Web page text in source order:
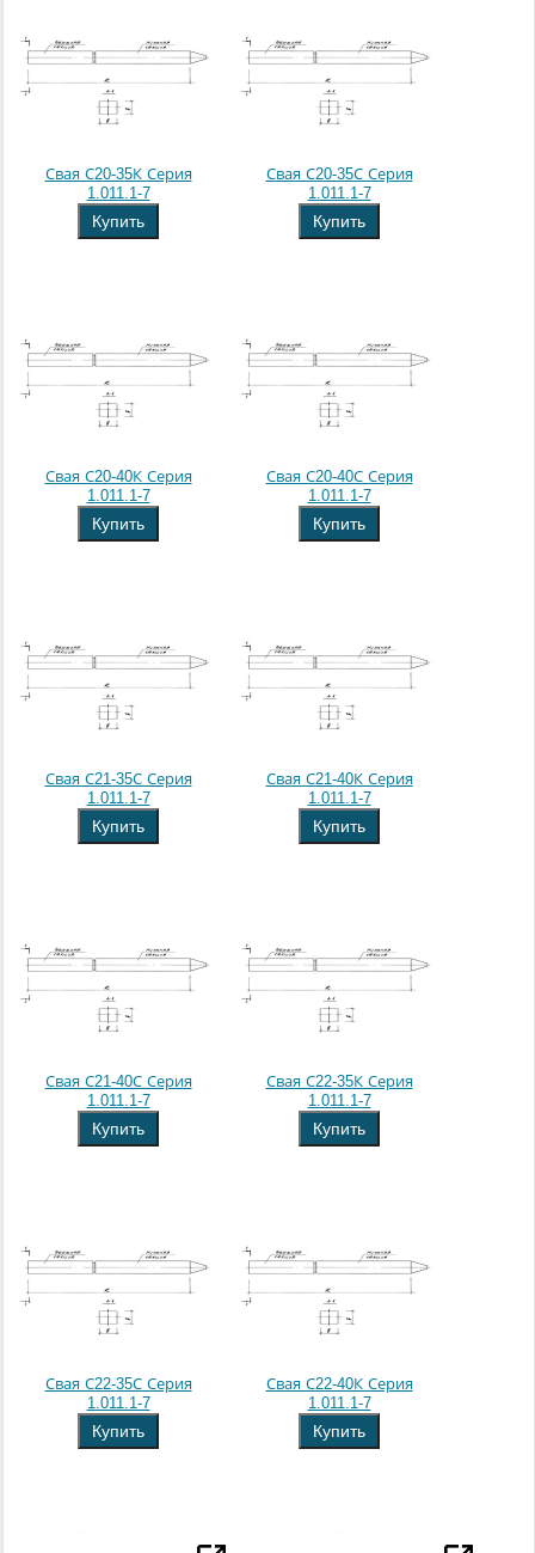
Свая С20-35К Серия
1.011.1-7
Купить
Свая С20-35С Серия
1.011.1-7
Купить
Свая С20-40К Серия
1.011.1-7
Купить
Свая С20-40С Серия
1.011.1-7
Купить
Свая С21-35С Серия
1.011.1-7
Купить
Свая С21-40К Серия
1.011.1-7
Купить
Свая С21-40С Серия
1.011.1-7
Купить
Свая С22-35К Серия
1.011.1-7
Купить
Свая С22-35С Серия
1.011.1-7
Купить
Свая С22-40К Серия
1.011.1-7
Купить